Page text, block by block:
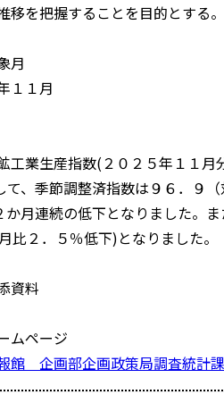
移を把握することを目的とする。
月
１１月
工業生産指数(２０２５年１１月
て、季節調整済指数は９６．９
か月連続の低下となりました。
比２．５％低下)となりました。
資料
ムページ
館 企画部企画政策局調査統計課